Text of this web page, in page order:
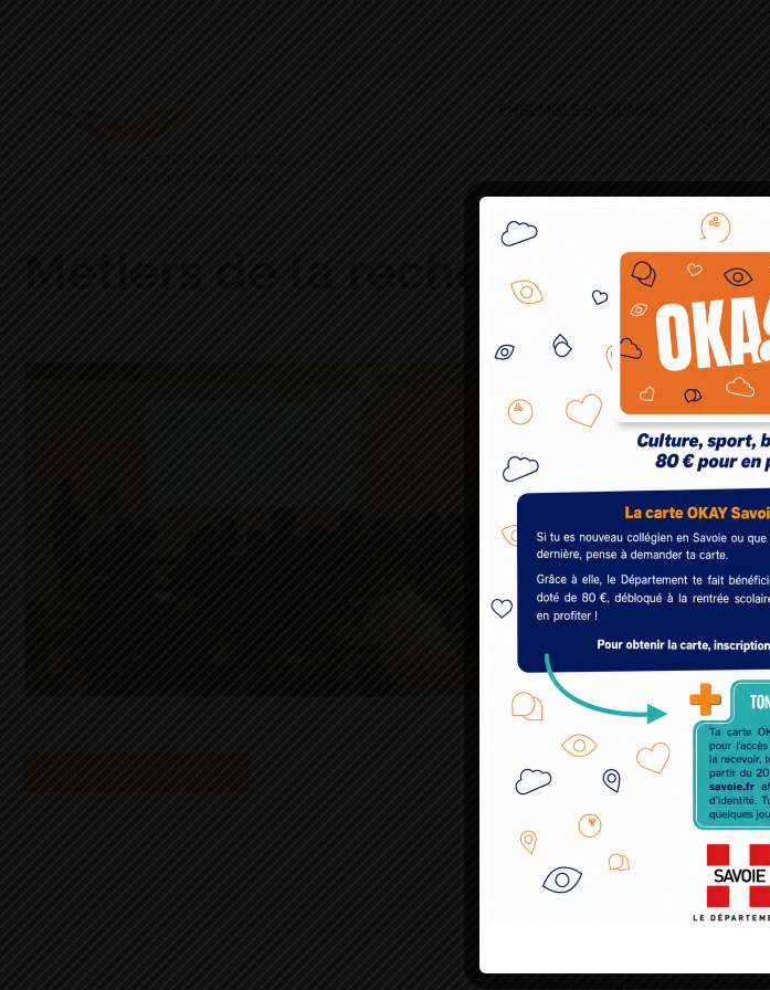
ENSEMBLE SCOLAIRE
SAINT
Métiers de la recherche au
Lundi 23 janvier, quatre classes
précisément le laboratoire TIMC
Contrairement à ce qu’on
aussi techniciens, personnels
a ensuite présenté de manière
dans la régression des tumeurs
Tout voir pour : Actualités